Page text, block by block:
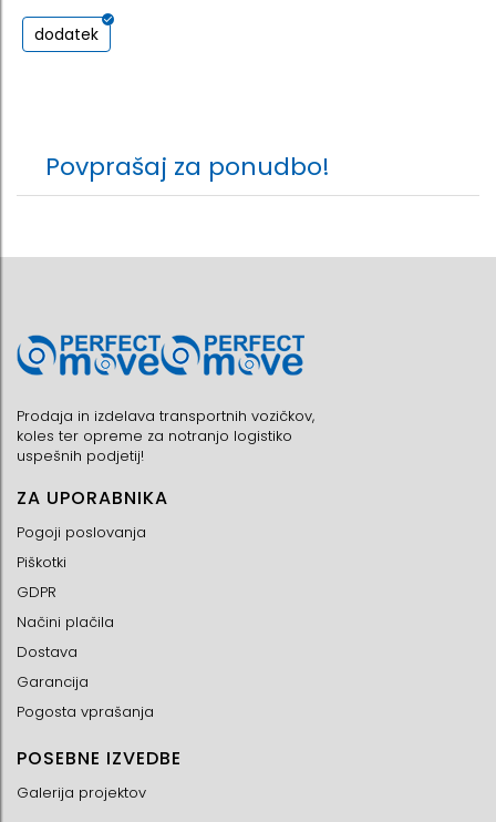
dodatek
Povprašaj za ponudbo!
Prodaja in izdelava transportnih vozičkov,
koles ter opreme za notranjo logistiko
uspešnih podjetij!
ZA UPORABNIKA
Pogoji poslovanja
Piškotki
GDPR
Načini plačila
Dostava
Garancija
Pogosta vprašanja
POSEBNE IZVEDBE
Galerija projektov